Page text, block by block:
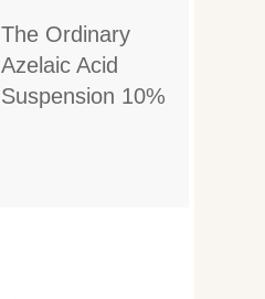
The Ordinary
Azelaic Acid
Suspension 10%